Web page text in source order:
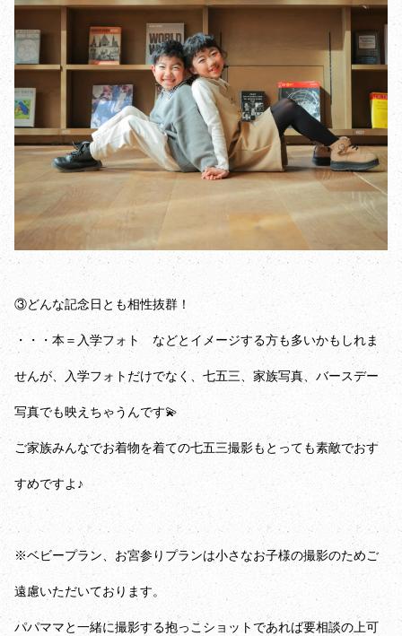
③どんな記念日とも相性抜群！
・・・本＝入学フォト などとイメージする方も多いかもしれま
せんが、入学フォトだけでなく、七五三、家族写真、バースデー
写真でも映えちゃうんです💫
ご家族みんなでお着物を着ての七五三撮影もとっても素敵でおす
すめですよ♪
※ベビープラン、お宮参りプランは小さなお子様の撮影のためご
遠慮いただいております。
パパママと一緒に撮影する抱っこショットであれば要相談の上可